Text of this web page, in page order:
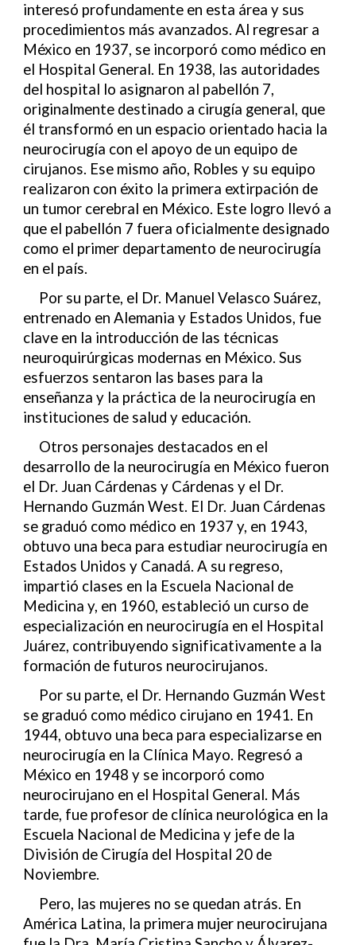
interesó profundamente en esta área y sus
procedimientos más avanzados. Al regresar a
México en 1937, se incorporó como médico en
el Hospital General. En 1938, las autoridades
del hospital lo asignaron al pabellón 7,
originalmente destinado a cirugía general, que
él transformó en un espacio orientado hacia la
neurocirugía con el apoyo de un equipo de
cirujanos. Ese mismo año, Robles y su equipo
realizaron con éxito la primera extirpación de
un tumor cerebral en México. Este logro llevó a
que el pabellón 7 fuera oficialmente designado
como el primer departamento de neurocirugía
en el país.
Por su parte, el Dr. Manuel Velasco Suárez,
entrenado en Alemania y Estados Unidos, fue
clave en la introducción de las técnicas
neuroquirúrgicas modernas en México. Sus
esfuerzos sentaron las bases para la
enseñanza y la práctica de la neurocirugía en
instituciones de salud y educación.
Otros personajes destacados en el
desarrollo de la neurocirugía en México fueron
el Dr. Juan Cárdenas y Cárdenas y el Dr.
Hernando Guzmán West. El Dr. Juan Cárdenas
se graduó como médico en 1937 y, en 1943,
obtuvo una beca para estudiar neurocirugía en
Estados Unidos y Canadá. A su regreso,
impartió clases en la Escuela Nacional de
Medicina y, en 1960, estableció un curso de
especialización en neurocirugía en el Hospital
Juárez, contribuyendo significativamente a la
formación de futuros neurocirujanos.
Por su parte, el Dr. Hernando Guzmán West
se graduó como médico cirujano en 1941. En
1944, obtuvo una beca para especializarse en
neurocirugía en la Clínica Mayo. Regresó a
México en 1948 y se incorporó como
neurocirujano en el Hospital General. Más
tarde, fue profesor de clínica neurológica en la
Escuela Nacional de Medicina y jefe de la
División de Cirugía del Hospital 20 de
Noviembre.
Pero, las mujeres no se quedan atrás. En
América Latina, la primera mujer neurocirujana